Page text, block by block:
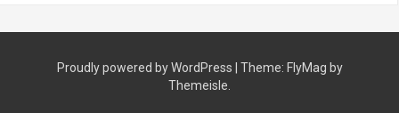
Proudly powered by WordPress Theme: FlyMag by
Themeisle.